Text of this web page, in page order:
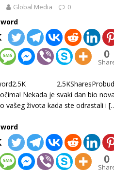
Global Media 0
0
2.5KSharesProbudi
Nekada je svaki dan bio
vašeg života kada ste odrastali i
0